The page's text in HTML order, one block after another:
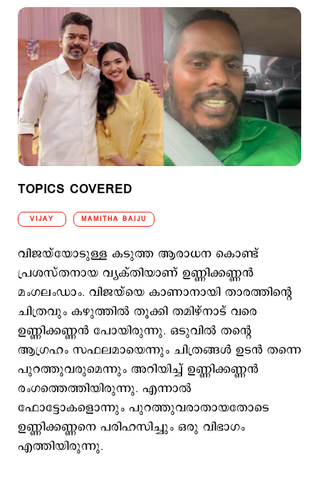
TOPICS COVERED
VIJAY MAMITHA BAIJU
വിജയ്​യോടുള്ള കടുത്ത ആരാധന കൊണ്ട്
പ്രശസ്തനായ വ്യക്തിയാണ് ഉണ്ണിക്കണ്ണന്‍
മംഗലംഡാം. വിജയ്​യെ കാണാനായി താരത്തിന്‍റെ
ചിത്രവും കഴുത്തില്‍ തൂക്കി തമിഴ്​നാട് വരെ
ഉണ്ണിക്കണ്ണന്‍ പോയിരുന്നു. ഒടുവില്‍ തന്‍റെ
ആഗ്രഹം സഫലമായെന്നും ചിത്രങ്ങള്‍ ഉടന്‍ തന്നെ
പുറത്തുവരുമെന്നും അറിയിച്ച് ഉണ്ണിക്കണ്ണന്‍
രംഗത്തെത്തിയിരുന്നു. എന്നാല്‍
ഫോട്ടോകളൊന്നും പുറത്തുവരാതായതോടെ
ഉണ്ണിക്കണ്ണനെ പരിഹസിച്ചും ഒരു വിഭാഗം
എത്തിയിരുന്നു.